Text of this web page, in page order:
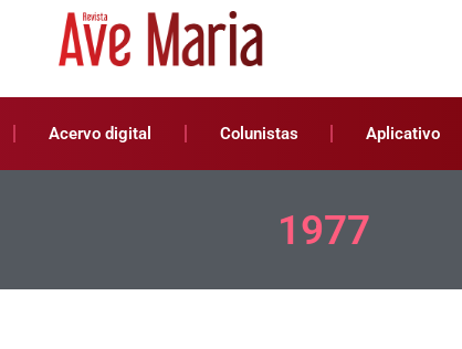
Acervo digital Colunistas Aplicativo
1977